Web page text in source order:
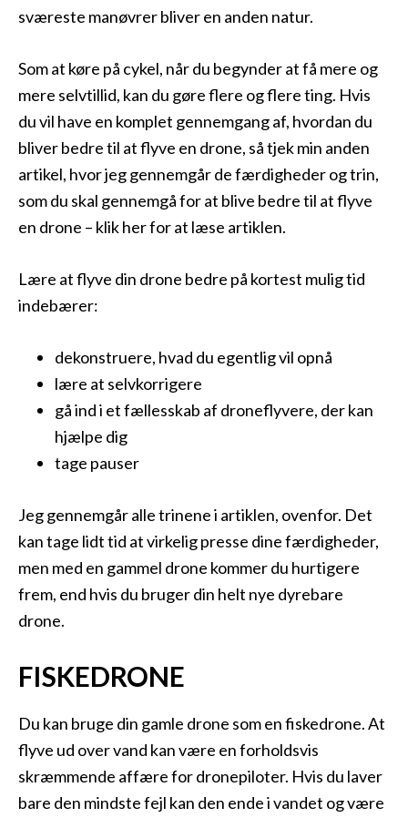
sværeste manøvrer bliver en anden natur.
Som at køre på cykel, når du begynder at få mere og
mere selvtillid, kan du gøre flere og flere ting. Hvis
du vil have en komplet gennemgang af, hvordan du
bliver bedre til at flyve en drone, så tjek min anden
artikel, hvor jeg gennemgår de færdigheder og trin,
som du skal gennemgå for at blive bedre til at flyve
en drone – klik her for at læse artiklen.
Lære at flyve din drone bedre på kortest mulig tid
indebærer:
dekonstruere, hvad du egentlig vil opnå
lære at selvkorrigere
gå ind i et fællesskab af droneflyvere, der kan
hjælpe dig
tage pauser
Jeg gennemgår alle trinene i artiklen, ovenfor. Det
kan tage lidt tid at virkelig presse dine færdigheder,
men med en gammel drone kommer du hurtigere
frem, end hvis du bruger din helt nye dyrebare
drone.
FISKEDRONE
Du kan bruge din gamle drone som en fiskedrone. At
flyve ud over vand kan være en forholdsvis
skræmmende affære for dronepiloter. Hvis du laver
bare den mindste fejl kan den ende i vandet og være